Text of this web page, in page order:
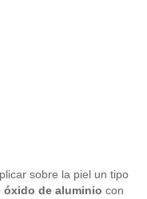
sobre la piel un tipo
óxido de aluminio con